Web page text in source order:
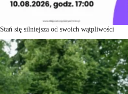
Stań się silniejsza od swoich wątpliwości